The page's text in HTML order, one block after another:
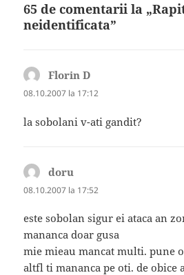
65 de comentarii la
neidentificata”
Florin D
08.10.2007 la 17:12
la sobolani v-ati gandit?
doru
08.10.2007 la 17:52
este sobolan sigur ei ataca an
mananca doar gusa
mie mieau mancat multi. pune
altfl ti mananca pe oti. de obice